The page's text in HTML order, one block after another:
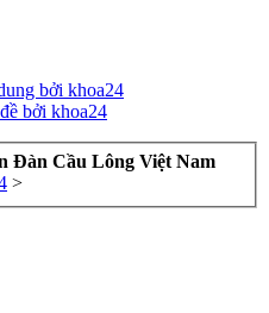
bởi khoa24
bởi khoa24
Đàn Cầu Lông Việt Nam
>